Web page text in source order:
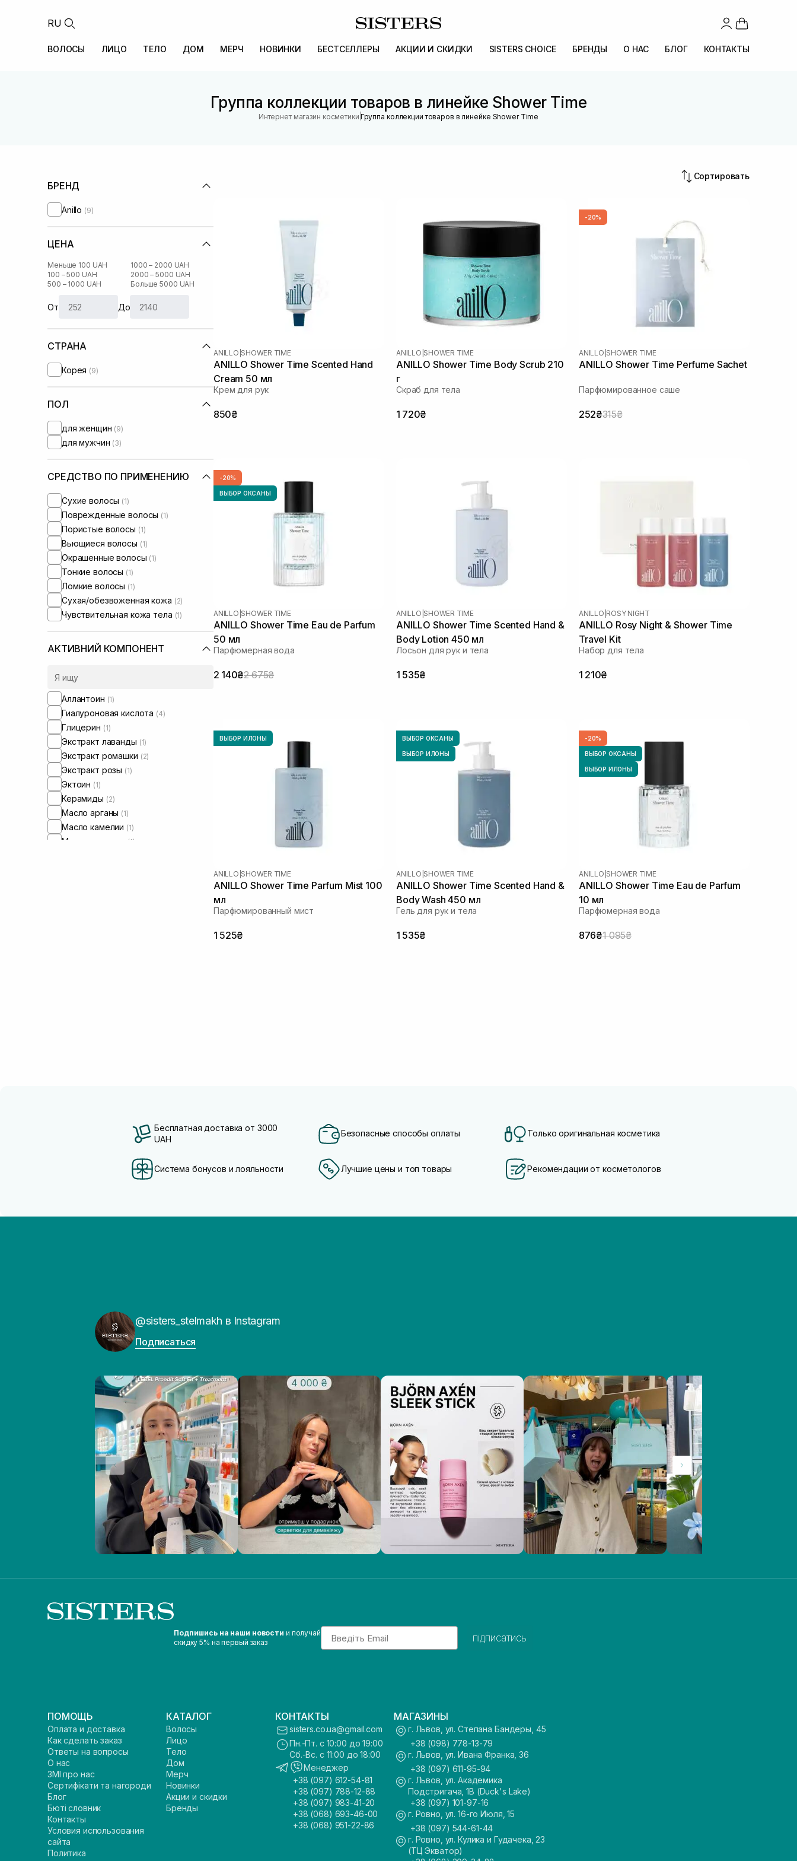
RU
ВОЛОСЫ ЛИЦО ТЕЛО ДОМ МЕРЧ НОВИНКИ БЕСТСЕЛЛЕРЫ АКЦИИ И СКИДКИ SISTERS CHOICE БРЕНДЫ О НАС БЛОГ КОНТАКТЫ
Группа коллекции товаров в линейке Shower Time
Интернет магазин косметики |Группа коллекции товаров в линейке Shower Time
БРЕНД
Anillo (9)
ЦЕНА
Меньше 100 UAH
100 – 500 UAH
500 – 1000 UAH
1000 – 2000 UAH
2000 – 5000 UAH
Больше 5000 UAH
От До
СТРАНА
Корея (9)
ПОЛ
для женщин (9)
для мужчин (3)
СРЕДСТВО ПО ПРИМЕНЕНИЮ
Сухие волосы (1)
Поврежденные волосы (1)
Пористые волосы (1)
Вьющиеся волосы (1)
Окрашенные волосы (1)
Тонкие волосы (1)
Ломкие волосы (1)
Сухая/обезвоженная кожа (2)
Чувствительная кожа тела (1)
АКТИВНИЙ КОМПОНЕНТ
Аллантоин (1)
Гиалуроновая кислота (4)
Глицерин (1)
Экстракт лаванды (1)
Экстракт ромашки (2)
Экстракт розы (1)
Эктоин (1)
Керамиды (2)
Масло арганы (1)
Масло камелии (1)
Масло миндаля (1)
Сортировать
ANILLO SHOWER TIME
ANILLO Shower Time Scented Hand
Cream 50 мл
Крем для рук
850₴
ANILLO SHOWER TIME
ANILLO Shower Time Body Scrub 210
г
Скраб для тела
1 720₴
-20%
ANILLO SHOWER TIME
ANILLO Shower Time Perfume Sachet
Парфюмированное саше
252₴315₴
-20%
ВЫБОР ОКСАНЫ
ANILLO SHOWER TIME
ANILLO Shower Time Eau de Parfum
50 мл
Парфюмерная вода
2 140₴2 675₴
ANILLO SHOWER TIME
ANILLO Shower Time Scented Hand &
Body Lotion 450 мл
Лосьон для рук и тела
1 535₴
ANILLO ROSY NIGHT
ANILLO Rosy Night & Shower Time
Travel Kit
Набор для тела
1 210₴
ВЫБОР ИЛОНЫ
ANILLO SHOWER TIME
ANILLO Shower Time Parfum Mist 100
мл
Парфюмированный мист
1 525₴
ВЫБОР ОКСАНЫ
ВЫБОР ИЛОНЫ
ANILLO SHOWER TIME
ANILLO Shower Time Scented Hand &
Body Wash 450 мл
Гель для рук и тела
1 535₴
-20%
ВЫБОР ОКСАНЫ
ВЫБОР ИЛОНЫ
ANILLO SHOWER TIME
ANILLO Shower Time Eau de Parfum
10 мл
Парфюмерная вода
876₴1 095₴
Бесплатная доставка от 3000
UAH
Безопасные способы оплаты Только оригинальная косметика
Система бонусов и лояльности Лучшие цены и топ товары Рекомендации от косметологов
@sisters_stelmakh в Instagram
Подписаться
Подпишись на наши новости и получай
скидку 5% на первый заказ
Email
підписатись
ПОМОЩЬ
Оплата и доставка
Как сделать заказ
Ответы на вопросы
О нас
ЗМІ про нас
Сертифікати та нагороди
Блог
Бюті словник
Контакты
Условия использования
сайта
Политика
КАТАЛОГ
Волосы
Лицо
Тело
Дом
Мерч
Новинки
Акции и скидки
Бренды
КОНТАКТЫ
sisters.co.ua@gmail.com
Пн.-Пт. с 10:00 до 19:00
Сб.-Вс. с 11:00 до 18:00
Менеджер
+38 (097) 612-54-81
+38 (097) 788-12-88
+38 (097) 983-41-20
+38 (068) 693-46-00
+38 (068) 951-22-86
МАГАЗИНЫ
г. Львов, ул. Степана Бандеры, 45
+38 (098) 778-13-79
г. Львов, ул. Ивана Франка, 36
+38 (097) 611-95-94
г. Львов, ул. Академика
Подстригача, 1В (Duck's Lake)
+38 (097) 101-97-16
г. Ровно, ул. 16-го Июля, 15
+38 (097) 544-61-44
г. Ровно, ул. Кулика и Гудачека, 23
(ТЦ Экватор)